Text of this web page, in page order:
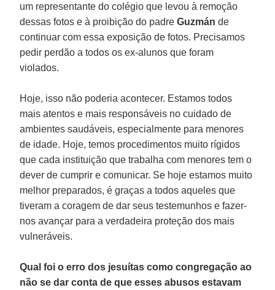
um representante do colégio que levou à remoção
dessas fotos e à proibição do padreGuzmán de
continuar com essa exposição de fotos. Precisamos
pedir perdão a todos os ex-alunos que foram
violados.
Hoje, isso não poderia acontecer. Estamos todos
mais atentos e mais responsáveis no cuidado de
ambientes saudáveis, especialmente para menores
de idade. Hoje, temos procedimentos muito rígidos
que cada instituição que trabalha com menores tem o
dever de cumprir e comunicar. Se hoje estamos muito
melhor preparados, é graças a todos aqueles que
tiveram a coragem de dar seus testemunhos e fazer-
nos avançar para a verdadeira proteção dos mais
vulneráveis.
Qual foi o erro dos jesuítas como congregação ao
não se dar conta de que esses abusos estavam